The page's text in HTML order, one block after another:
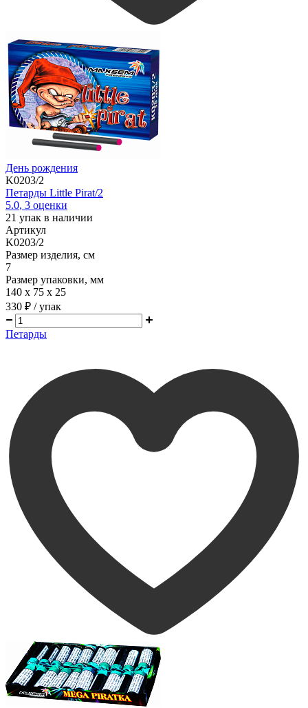
День рождения
K0203/2
Петарды Little Pirat/2
5.0, 3 оценки
21 упак в наличии
Артикул
K0203/2
Размер изделия, см
7
Размер упаковки, мм
140 х 75 х 25
330 ₽ / упак
Петарды